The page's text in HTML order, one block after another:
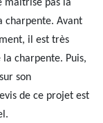
maitrise pas la
charpente. Avant
il est très
la charpente. Puis,
son
de ce projet est